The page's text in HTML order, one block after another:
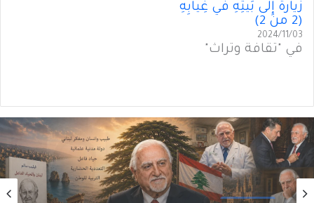
زيارةٌ إِلى بَيتِهِ في غِيابِهِ
(2 من 2)
2024/11/03
في "ثقافة وتراث"
آخر العنقود